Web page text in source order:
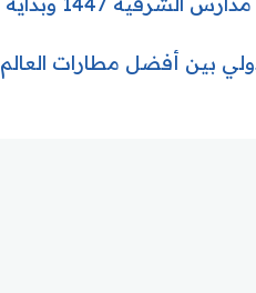
مطارات العالم 2026.. إنجاز عالمي جديد